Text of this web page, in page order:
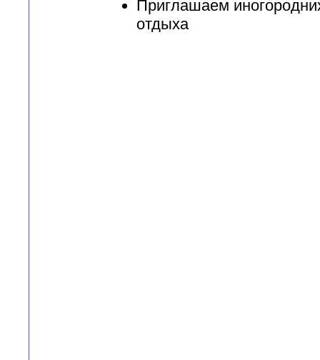
Приглашаем
отдыха